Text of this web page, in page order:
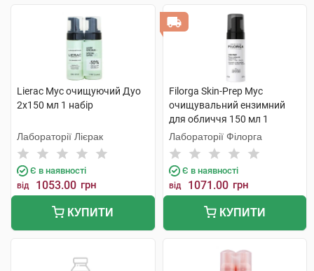
Lierac Мус очищуючий Дуо
2х150 мл 1 набір
Лабораторії Лієрак
Є в наявності
від 1053.00 грн
КУПИТИ
Filorga Skin-Prep Мус
очищувальний ензимний
для обличчя 150 мл 1
флакон
Лабораторії Філорга
Є в наявності
від 1071.00 грн
КУПИТИ